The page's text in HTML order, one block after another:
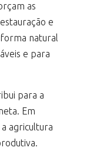
as
e
natural
e para
para a
Em
agricultura